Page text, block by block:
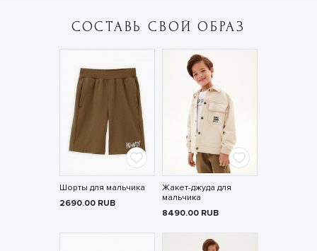
СОСТАВЬ СВОЙ ОБРАЗ
Шорты для мальчика
2690.00 RUB
Жакет-джуда для
мальчика
8490.00 RUB